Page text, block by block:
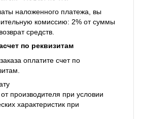
наложенного платежа, вы
комиссию: 2% от суммы
средств.
по реквизитам
оплатите счет по
производителя при условии
характеристик при